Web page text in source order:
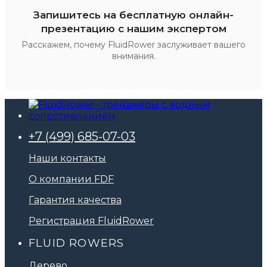
Запишитесь на бесплатную онлайн-
презентацию с нашим экспертом
Расскажем, почему FluidRower заслуживает вашего
внимания.
+7 (499) 685-07-03
Наши контакты
О компании FDF
Гарантия качества
Регистрация FluidRower
FLUID ROWERS